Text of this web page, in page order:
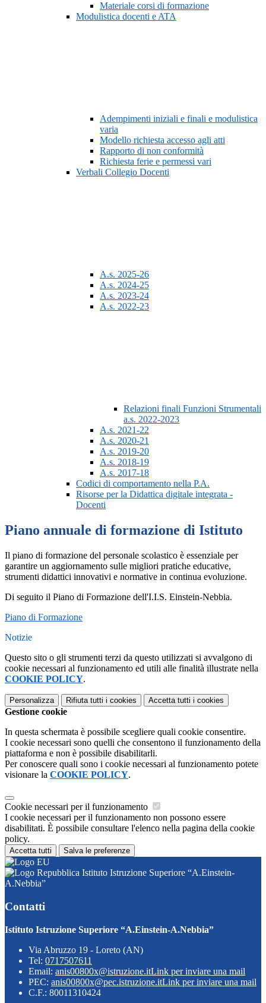
Materiale corsi di formazione
Modulistica docenti e ATA
Adempimenti iniziali e finali e modulistica
varia
Modello richiesta accesso agli atti
Rapporto di non conformità
Richiesta ferie e permessi vari
Verbali Collegio Docenti
A.s. 2025-26
A.s. 2024-25
A.s. 2023-24
A.s. 2022-23
Relazioni finali Funzioni Strumentali
a.s. 2022-2023
A.s. 2021-22
A.s. 2020-21
A.s. 2019-20
A.s. 2018-19
A.s. 2017-18
Codici di comportamento nella P.A.
Risorse per la Didattica digitale integrata -
Docenti
Piano annuale di formazione di Istituto
Il piano di formazione del personale scolastico è essenziale per
garantire un aggiornamento sulle migliori pratiche educative,
strumenti didattici innovativi e normative in continua evoluzione.
Di seguito il Piano di Formazione dell'I.I.S. Einstein-Nebbia.
Piano di Formazione
Notizie
Questo sito o gli strumenti terzi da questo utilizzati si avvalgono di
cookie necessari al funzionamento ed utili alle finalità illustrate nella
COOKIE POLICY.
Personalizza Rifiuta tutti i cookies Accetta tutti i cookies
Gestione cookie
In questa schermata è possibile scegliere quali cookie consentire.
I cookie necessari sono quelli che consentono il funzionamento della
piattaforma e non è possibile disabilitarli.
Per conoscere quali sono i cookie necessari al funzionamento potete
visionare la COOKIE POLICY.
Cookie necessari per il funzionamento
I cookie necessari per il funzionamento non possono essere
disabilitati. È possibile consultare l'elenco nella pagina della cookie
policy.
Accetta tutti Salva le preferenze
Istituto Istruzione Superiore “A.Einstein-
A.Nebbia”
Contatti
Istituto Istruzione Superiore “A.Einstein-A.Nebbia”
Via Abruzzo 19 - Loreto (AN)
Tel: 0717507611
Email: anis00800x@istruzione.itLink per inviare una mail
PEC: anis00800x@pec.istruzione.itLink per inviare una mail
C.F.: 80011310424